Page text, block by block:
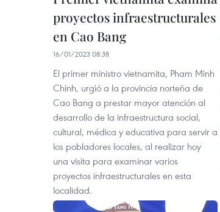
proyectos infraestructurales
en Cao Bang
16/01/2023 08:38
El primer ministro vietnamita, Pham Minh
Chinh, urgió a la provincia norteña de
Cao Bang a prestar mayor atención al
desarrollo de la infraestructura social,
cultural, médica y educativa para servir a
los pobladores locales, al realizar hoy
una visita para examinar varios
proyectos infraestructurales en esta
localidad.